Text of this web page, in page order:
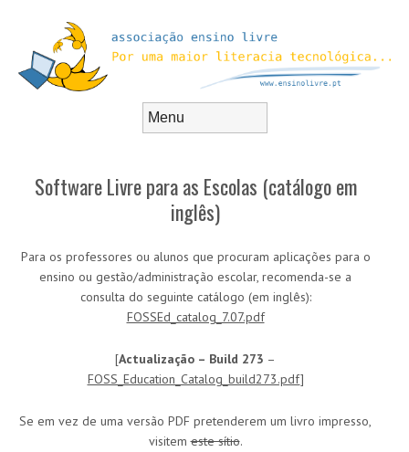
Software Livre para as Escolas (catálogo em
inglês)
Para os professores ou alunos que procuram aplicações para o
ensino ou gestão/administração escolar, recomenda-se a
consulta do seguinte catálogo (em inglês):
FOSSEd_catalog_7.07.pdf
[Actualização – Build 273 –
FOSS_Education_Catalog_build273.pdf]
Se em vez de uma versão PDF pretenderem um livro impresso,
visitemeste sítio.